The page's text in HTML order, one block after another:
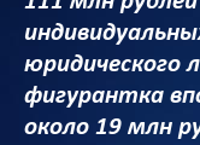
юридического
фигурантка
около 19 млн